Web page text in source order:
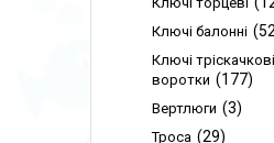
Ключі балонні 52
Ключі
воротки
177
Вертлюги 3
Троса 29